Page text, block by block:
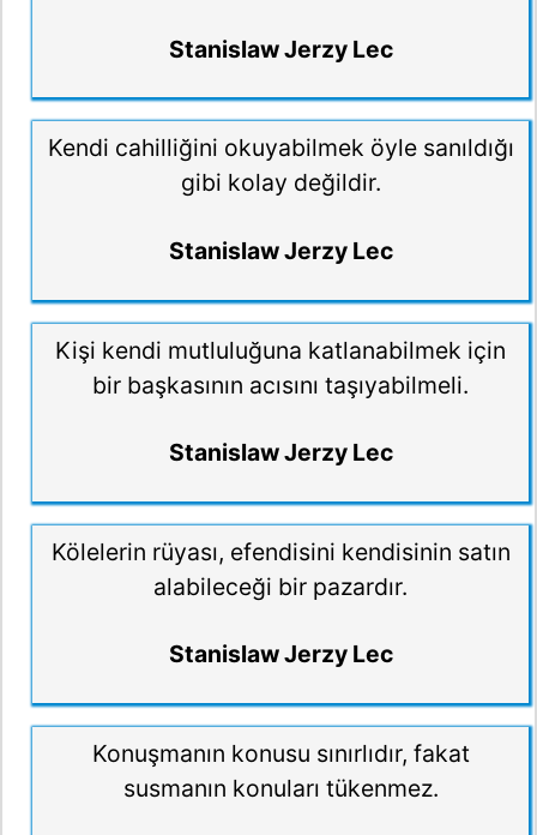
Stanislaw Jerzy Lec
Kendi cahilliğini okuyabilmek öyle sanıldığı
gibi kolay değildir.
Stanislaw Jerzy Lec
Kişi kendi mutluluğuna katlanabilmek için
bir başkasının acısını taşıyabilmeli.
Stanislaw Jerzy Lec
Kölelerin rüyası, efendisini kendisinin satın
alabileceği bir pazardır.
Stanislaw Jerzy Lec
Konuşmanın konusu sınırlıdır, fakat
susmanın konuları tükenmez.